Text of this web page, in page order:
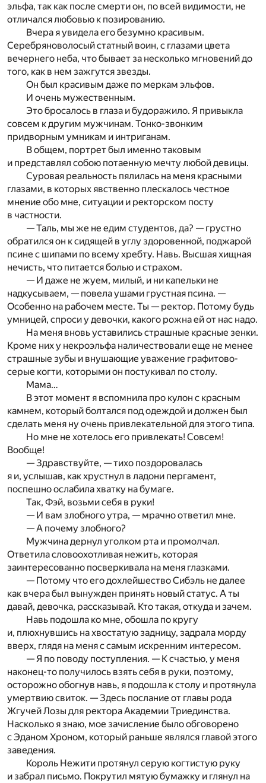
эльфа, так как после смерти он, по всей видимости, не
отличался любовью к позированию.
Вчера я увидела его безумно красивым.
Серебряноволосый статный воин, с глазами цвета
вечернего неба, что бывает за несколько мгновений до
того, как в нем зажгутся звезды.
Он был красивым даже по меркам эльфов.
И очень мужественным.
Это бросалось в глаза и будоражило. Я привыкла
совсем к другим мужчинам. Тонко-звонким
придворным умникам и интриганам.
В общем, портрет был именно таковым
и представлял собою потаенную мечту любой девицы.
Суровая реальность пялилась на меня красными
глазами, в которых явственно плескалось честное
мнение обо мне, ситуации и ректорском посту
в частности.
— Таль, мы же не едим студентов, да? — грустно
обратился он к сидящей в углу здоровенной, поджарой
псине с шипами по всему хребту. Навь. Высшая хищная
нечисть, что питается болью и страхом.
— И даже не жуем, милый, и ни капельки не
надкусываем, — повела ушами грустная псина. —
Особенно на рабочем месте. Ты — ректор. Потому будь
умницей, спроси у девочки, какого рожна ей от нас надо.
На меня вновь уставились страшные красные зенки.
Кроме них у некроэльфа наличествовали еще не менее
страшные зубы и внушающие уважение графитово-
серые когти, которыми он постукивал по столу.
Мама…
В этот момент я вспомнила про кулон с красным
камнем, который болтался под одеждой и должен был
сделать меня ну очень привлекательной для этого типа.
Но мне не хотелось его привлекать! Совсем!
Вообще!
— Здравствуйте, — тихо поздоровалась
я и, услышав, как хрустнул в ладони пергамент,
поспешно ослабила хватку на бумаге.
Так, Фэй, возьми себя в руки!
— И вам злобного утра, — мрачно ответил мне.
— А почему злобного?
Мужчина дернул уголком рта и промолчал.
Ответила словоохотливая нежить, которая
заинтересованно посверкивала на меня глазками.
— Потому что его дохлейшество Сибэль не далее
как вчера был вынужден принять новый статус. А ты
давай, девочка, рассказывай. Кто такая, откуда и зачем.
Навь подошла ко мне, обошла по кругу
и, плюхнувшись на хвостатую задницу, задрала морду
вверх, глядя на меня с самым искренним интересом.
— Я по поводу поступления. — К счастью, у меня
наконец-то получилось взять себя в руки, поэтому,
осторожно обогнув навь, я подошла к столу и протянула
умертвию свиток. — Здесь послание от главы рода
Жгучей Лозы для ректора Академии Триединства.
Насколько я знаю, мое зачисление было обговорено
с Эданом Хроном, который раньше являлся главой этого
заведения.
Король Нежити протянул серую когтистую руку
и забрал письмо. Покрутил мятую бумажку и глянул на